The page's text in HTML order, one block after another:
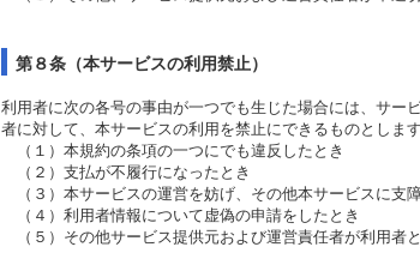
第８条（本サービスの利用禁止）
利用者に次の各号の事由が一つでも生じた場合には、サー
者に対して、本サービスの利用を禁止にできるものとします
（１）本規約の条項の一つにでも違反したとき
（２）支払が不履行になったとき
（３）本サービスの運営を妨げ、その他本サービスに支
（４）利用者情報について虚偽の申請をしたとき
（５）その他サービス提供元および運営責任者が利用者